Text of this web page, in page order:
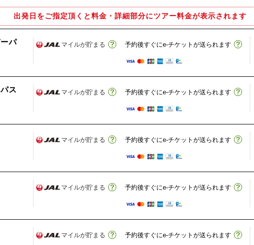
出発日をご指定頂くと料金・詳細部分にツアー料金が表示されます
パ
マイルが貯まる
予約後すぐにe-チケットが送られます
ス
マイルが貯まる
予約後すぐにe-チケットが送られます
マイルが貯まる
予約後すぐにe-チケットが送られます
マイルが貯まる
予約後すぐにe-チケットが送られます
マイルが貯まる
予約後すぐにe-チケットが送られます